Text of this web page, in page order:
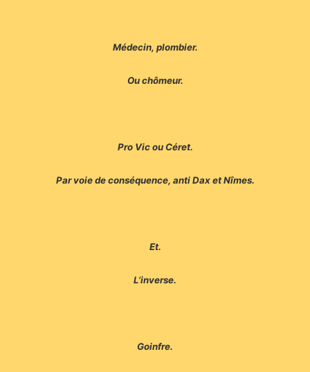
Médecin, plombier.
Ou chômeur.
Pro Vic ou Céret.
Par voie de conséquence, anti Dax et Nîmes.
Et.
L’inverse.
Goinfre.